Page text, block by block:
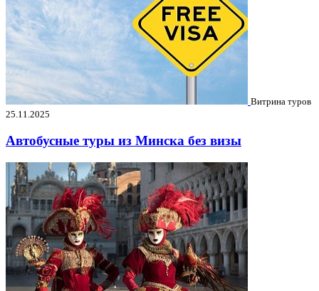
Витрина туров
25.11.2025
Автобусные туры из Минска без визы